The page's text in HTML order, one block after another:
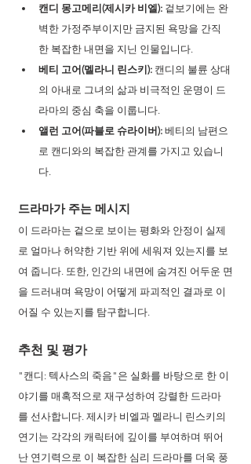
캔디 몽고메리(제시카 비엘): 겉보기에는 완
벽한 가정주부이지만 금지된 욕망을 간직
한 복잡한 내면을 지닌 인물입니다.
베티 고어(멜라니 린스키): 캔디의 불륜 상대
의 아내로 그녀의 삶과 비극적인 운명이 드
라마의 중심 축을 이룹니다.
앨런 고어(파블로 슈라이버): 베티의 남편으
로 캔디와의 복잡한 관계를 가지고 있습니
다.
드라마가 주는 메시지
이 드라마는 겉으로 보이는 평화와 안정이 실제
로 얼마나 허약한 기반 위에 세워져 있는지를 보
여 줍니다. 또한, 인간의 내면에 숨겨진 어두운 면
을 드러내며 욕망이 어떻게 파괴적인 결과로 이
어질 수 있는지를 탐구합니다.
추천 및 평가
"캔디: 텍사스의 죽음"은 실화를 바탕으로 한 이
야기를 매혹적으로 재구성하여 강렬한 드라마
를 선사합니다. 제시카 비엘과 멜라니 린스키의
연기는 각각의 캐릭터에 깊이를 부여하며 뛰어
난 연기력으로 이 복잡한 심리 드라마를 더욱 풍